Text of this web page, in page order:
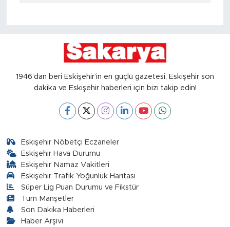
1946’dan beri Eskişehir’in en güçlü gazetesi, Eskişehir son
dakika ve Eskişehir haberleri için bizi takip edin!
Eskişehir Nöbetçi Eczaneler
Eskişehir Hava Durumu
Eskişehir Namaz Vakitleri
Eskişehir Trafik Yoğunluk Haritası
Süper Lig Puan Durumu ve Fikstür
Tüm Manşetler
Son Dakika Haberleri
Haber Arşivi